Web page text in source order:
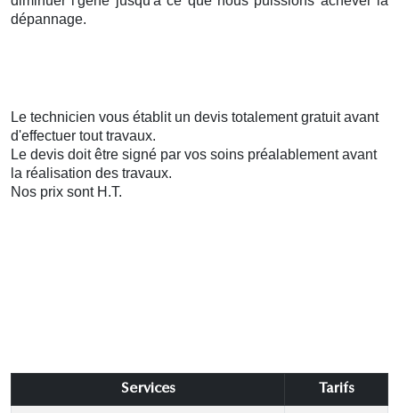
dépannage.
Le technicien vous établit un devis totalement gratuit avant
d'effectuer tout travaux.
Le devis doit être signé par vos soins préalablement avant
la réalisation des travaux.
Nos prix sont H.T.
Services Tarifs